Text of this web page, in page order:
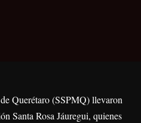
Querétaro (SSPMQ) llevaron
Santa Rosa Jáuregui, quienes